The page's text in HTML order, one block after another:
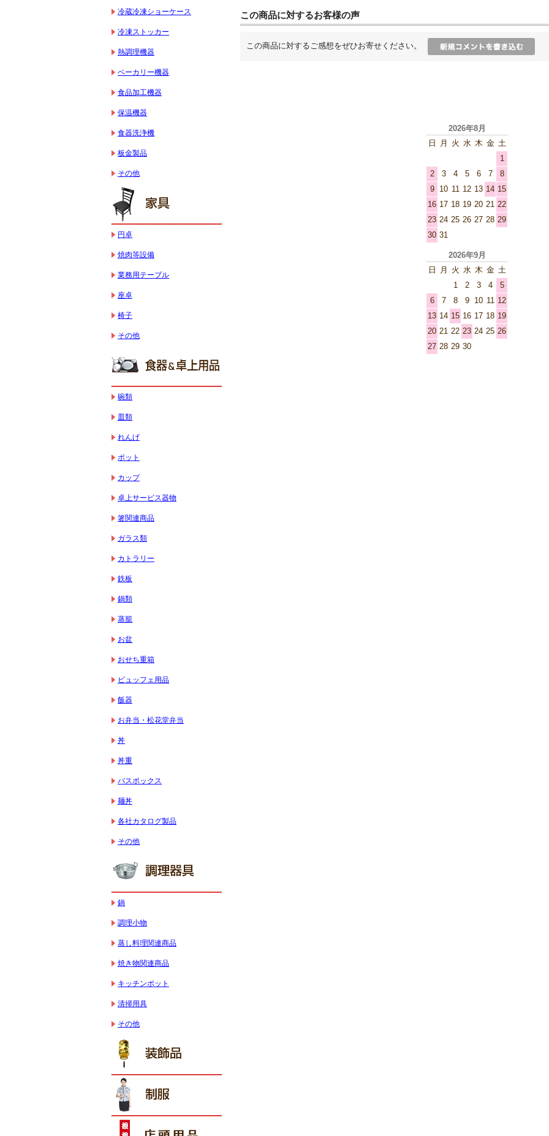
この商品に対するお客様の声
この商品に対するご感想をぜひお寄せください。
冷蔵冷凍ショーケース
冷凍ストッカー
熱調理機器
ベーカリー機器
食品加工機器
保温機器
食器洗浄機
板金製品
その他
円卓
焼肉等設備
業務用テーブル
座卓
椅子
その他
碗類
皿類
れんげ
ポット
カップ
卓上サービス器物
箸関連商品
ガラス類
カトラリー
鉄板
鍋類
蒸籠
お盆
おせち重箱
ビュッフェ用品
飯器
お弁当・松花堂弁当
丼
丼重
バスボックス
麺丼
各社カタログ製品
その他
鍋
調理小物
蒸し料理関連商品
焼き物関連商品
キッチンポット
清掃用具
その他
2026年8月
日
月 火 水 木 金 土
1
2
3 4 5 6 7
8
9
10 11 12 13 14 15
16 17 18 19 20 21 22
23 24 25 26 27 28 29
30 31
2026年9月
日
月 火 水 木 金 土
1
2 3 4
5
6
7 8 9 10 11 12
13 14 15 16 17 18 19
20 21 22 23 24 25 26
27 28 29 30